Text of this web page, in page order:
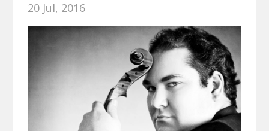
20 Jul, 2016